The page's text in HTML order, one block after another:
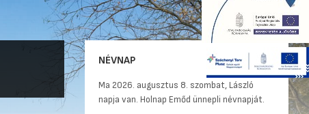
NÉVNAP
Ma 2026. augusztus 8. szombat, László
napja van. Holnap Emőd ünnepli névnapját.